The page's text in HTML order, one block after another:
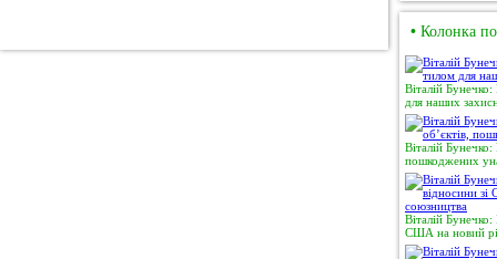
• Колонка
Віталій
для наших
Віталій
пошкоджених
Віталій
США на новий